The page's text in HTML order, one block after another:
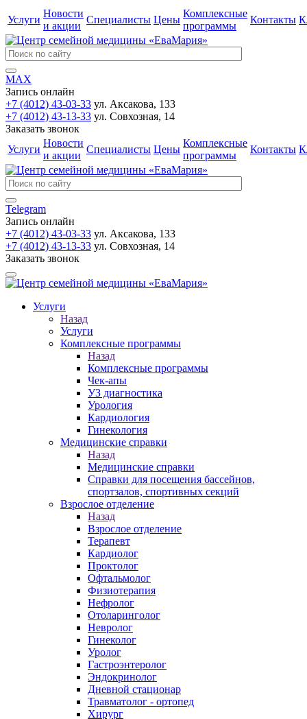
Услуги
Новости
и акции
Специалисты Цены
Комплексные
программы
Контакты
MAX
Запись онлайн
+7 (4012) 43-03-33 ул. Аксакова, 133
+7 (4012) 43-13-33 ул. Совхозная, 14
Заказать звонок
Услуги
Новости
и акции
Специалисты Цены
Комплексные
программы
Контакты
Telegram
Запись онлайн
+7 (4012) 43-03-33 ул. Аксакова, 133
+7 (4012) 43-13-33 ул. Совхозная, 14
Заказать звонок
Услуги
Назад
Услуги
Комплексные программы
Назад
Комплексные программы
Чек-апы
УЗ диагностика
Урология
Кардиология
Гинекология
Медицинские справки
Назад
Медицинские справки
Справки для посещения бассейнов,
спортзалов, спортивных секций
Взрослое отделение
Назад
Взрослое отделение
Терапевт
Кардиолог
Проктолог
Офтальмолог
Физиотерапия
Нефролог
Отоларинголог
Невролог
Гинеколог
Уролог
Гастроэнтеролог
Эндокринолог
Дневной стационар
Травматолог - ортопед
Хирург